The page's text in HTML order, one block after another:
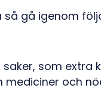
gå igenom
som extra
mediciner och